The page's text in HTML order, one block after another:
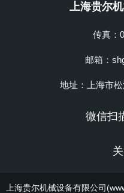
上海贵尔
传真：
邮箱：
地址：上海市
微信扫
上海贵尔机械设备有限公司